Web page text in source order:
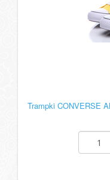
Trampki CONVERSE